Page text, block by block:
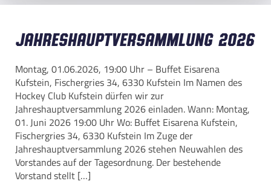
Jahreshauptversammlung 2026
Montag, 01.06.2026, 19:00 Uhr – Buffet Eisarena
Kufstein, Fischergries 34, 6330 Kufstein Im Namen des
Hockey Club Kufstein dürfen wir zur
Jahreshauptversammlung 2026 einladen. Wann: Montag,
01. Juni 2026 19:00 Uhr Wo: Buffet Eisarena Kufstein,
Fischergries 34, 6330 Kufstein Im Zuge der
Jahreshauptversammlung 2026 stehen Neuwahlen des
Vorstandes auf der Tagesordnung. Der bestehende
Vorstand stellt […]